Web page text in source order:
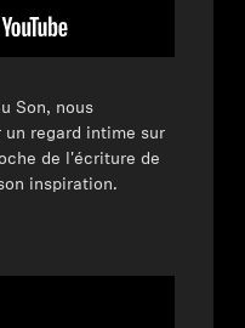
Son, nous
un regard intime sur
de l'écriture de
inspiration.